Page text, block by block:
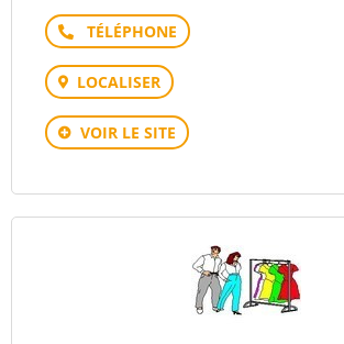
Téléphone
LOCALISER
VOIR LE SITE